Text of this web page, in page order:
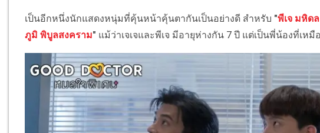
เป็นอีกหนึ่งนักแสดงหนุ่มที่คุ้นหน้าคุ้นตากันเป็นอย่างดี สำหรับ "พีเจ มหิด
ภูมิ พิบูลสงคราม" แม้ว่าเจเจและพีเจ มีอายุห่างกัน 7 ปี แต่เป็นพี่น้องที่เห